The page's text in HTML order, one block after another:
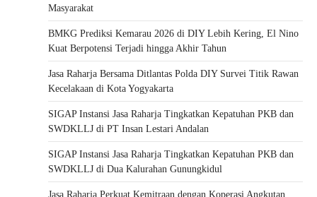
Masyarakat
BMKG Prediksi Kemarau 2026 di DIY Lebih Kering, El Nino
Kuat Berpotensi Terjadi hingga Akhir Tahun
Jasa Raharja Bersama Ditlantas Polda DIY Survei Titik Rawan
Kecelakaan di Kota Yogyakarta
SIGAP Instansi Jasa Raharja Tingkatkan Kepatuhan PKB dan
SWDKLLJ di PT Insan Lestari Andalan
SIGAP Instansi Jasa Raharja Tingkatkan Kepatuhan PKB dan
SWDKLLJ di Dua Kalurahan Gunungkidul
Jasa Raharja Perkuat Kemitraan dengan Koperasi Angkutan